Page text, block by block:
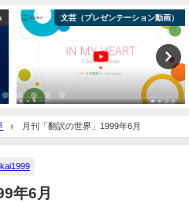
文芸（プレゼンテーション動画）
月刊「翻訳の世界」1999年6月
年6月